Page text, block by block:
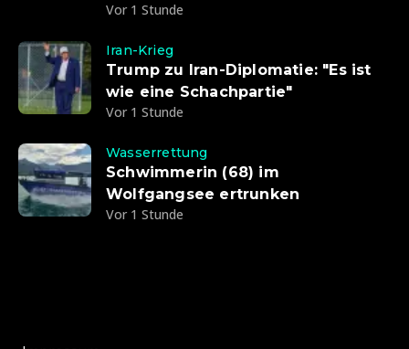
Vor 1 Stunde
Iran-Krieg
Trump zu Iran-Diplomatie: "Es ist
wie eine Schachpartie"
Vor 1 Stunde
Wasserrettung
Schwimmerin (68) im
Wolfgangsee ertrunken
Vor 1 Stunde